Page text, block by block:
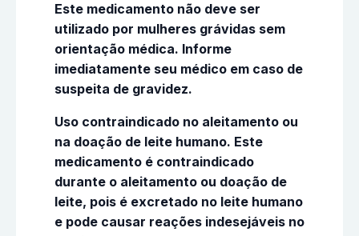
Este medicamento não deve ser
utilizado por mulheres grávidas sem
orientação médica. Informe
imediatamente seu médico em caso de
suspeita de gravidez.
Uso contraindicado no aleitamento ou
na doação de leite humano. Este
medicamento é contraindicado
durante o aleitamento ou doação de
leite, pois é excretado no leite humano
e pode causar reações indesejáveis no